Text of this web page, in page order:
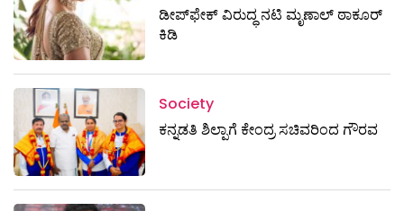
ಡೀಪ್‌ಫೇಕ್ ವಿರುದ್ಧ ನಟಿ ಮೃಣಾಲ್ ಠಾಕೂರ್
ಕಿಡಿ
Society
ಕನ್ನಡತಿ ಶಿಲ್ಪಾಗೆ ಕೇಂದ್ರ ಸಚಿವರಿಂದ ಗೌರವ